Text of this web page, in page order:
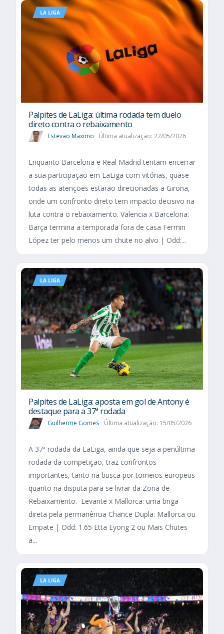
LA LIGA
Palpites de LaLiga: última rodada tem duelo
direto contra o rebaixamento
Estevão Maximo Última atualização: 22/05/2026
Enquanto Barcelona e Real Madrid tentam encerrar
a sua participação em LaLiga com vitórias, quase
todas as atenções estarão direcionadas a Girona,
onde um confronto direto tem impacto decisivo na
luta contra o rebaixamento. Valencia x Barcelona:
Barça termina a temporada fora de casa Fermin
López ter pelo menos um chute no alvo | Odd:...
LA LIGA
Palpites de LaLiga: aposta em gol de Antony é
destaque para a 37ª rodada
Guilherme Gomes Última atualização: 15/05/2026
A 37ª rodada da LaLiga, ainda que seja a penúltima
rodada da competição, traz confrontos
importantes, tanto na busca por torneios europeus
quanto na disputa para se livrar da Zona de
Rebaixamento. Levante x Mallorca: uma briga
direta pela permanência Chance Dupla: Mallorca ou
Empate | Odd: 1.65 Etta Eyong 2 ou Mais Chutes
a...
LA LIGA